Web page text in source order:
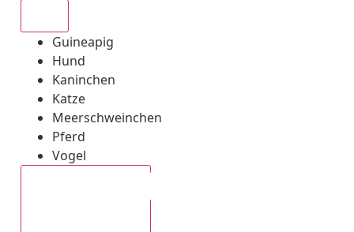
Guineapig
Hund
Kaninchen
Katze
Meerschweinchen
Pferd
Vogel